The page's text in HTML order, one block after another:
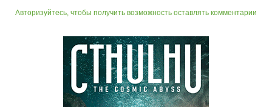
Авторизуйтесь, чтобы получить возможность оставлять комментарии